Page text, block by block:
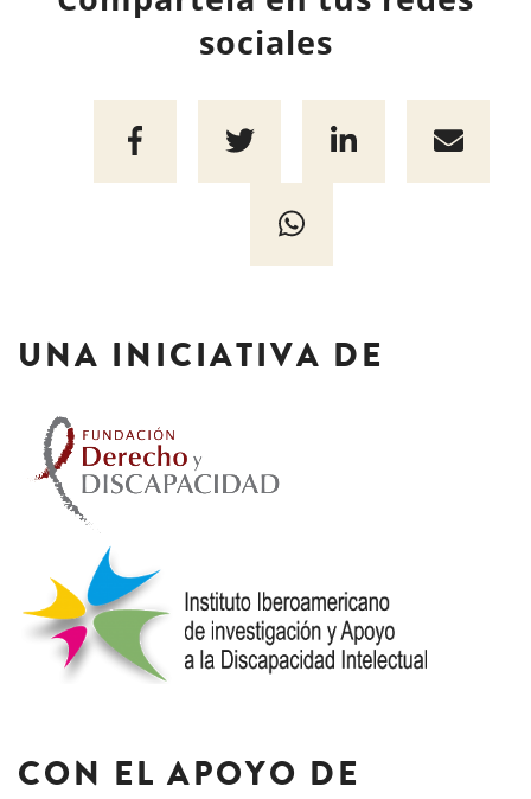
sociales
UNA INICIATIVA DE
CON EL APOYO DE